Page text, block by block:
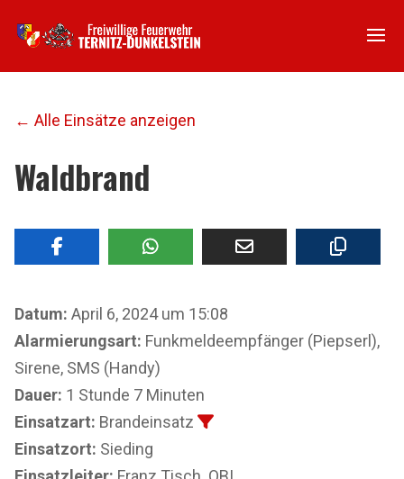
← Alle Einsätze anzeigen
Waldbrand
Datum: April 6, 2024 um 15:08
Alarmierungsart: Funkmeldeempfänger (Piepserl),
Sirene, SMS (Handy)
Dauer: 1 Stunde 7 Minuten
Einsatzart: Brandeinsatz
Einsatzort: Sieding